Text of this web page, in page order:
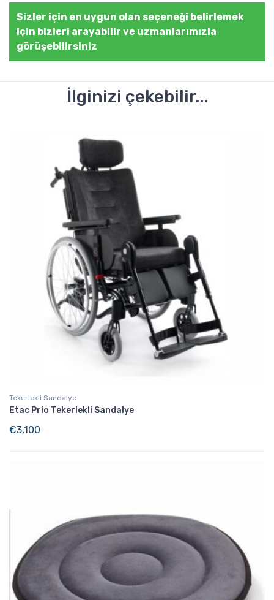
Sizler için en uygun olan seçeneği belirlemek
için bizleri arayabilir ve uzmanlarımızla
görüşebilirsiniz
İlginizi çekebilir...
Tekerlekli Sandalye
Etac Prio Tekerlekli Sandalye
€3,100